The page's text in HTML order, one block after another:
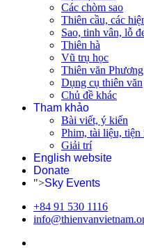
Các chòm sao
Thiên cầu, các
Sao, tinh vân, lỗ
Thiên hà
Vũ trụ học
Thiên văn
Dụng cụ thiên văn
Chủ đề khác
Tham khảo
Bài viết, ý kiến
Phim, tài liệu, tiện
Giải trí
English website
Donate
">Sky Events
+84 91 530 1116